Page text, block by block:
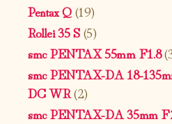
Pentax Q(19)
Rollei 35 S(5)
smc PENTAX 55mm F1.8
smc PENTAX-DA 18-
DC WR(2)
smc PENTAX-DA 35mm